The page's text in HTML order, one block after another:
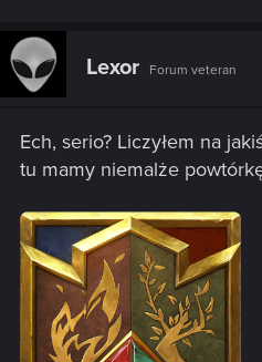
Lexor Forum veteran
Ech, serio? Liczyłem na
tu mamy niemalże